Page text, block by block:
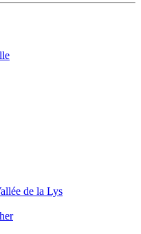
de la Lys